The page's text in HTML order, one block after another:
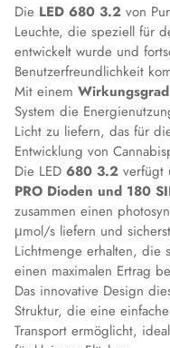
Die LED 680 3.2 von
Leuchte, die speziell für
entwickelt wurde und
Benutzerfreundlichkeit
Mit einem
System die
Licht zu liefern, das für
Entwicklung von
Die LED 680 3.2 verfügt
PRO Dioden und 180
zusammen einen
μmol/s liefern und
Lichtmenge erhalten, die
einen maximalen Ertrag
Das innovative Design
Struktur, die eine
Transport ermöglicht,